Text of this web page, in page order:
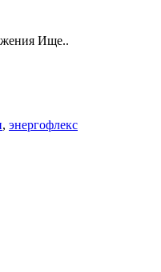
Ище..
, энергофлекс